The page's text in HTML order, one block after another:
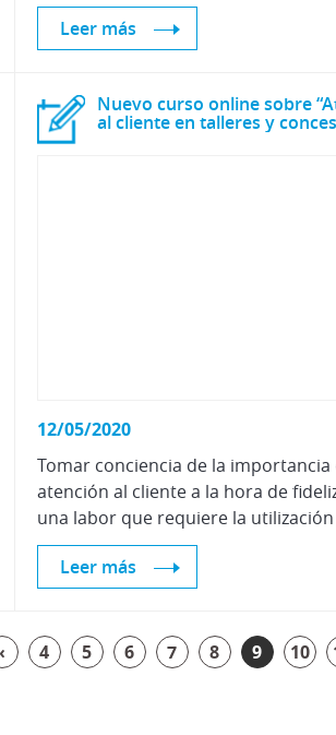
Leer más
Nuevo curso online sobre
12/05/2020
Tomar conciencia de la importancia
atención al cliente a la hora de
Leer más
‹ 4 5 6 7 8 9 10